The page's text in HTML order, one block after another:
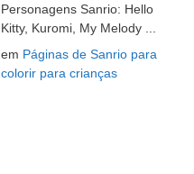
Personagens Sanrio: Hello
Kitty, Kuromi, My Melody ...
em Páginas de Sanrio para
colorir para crianças